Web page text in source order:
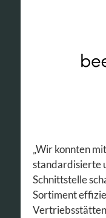
„Wir konnten
standardisierte
Schnittstelle
Sortiment